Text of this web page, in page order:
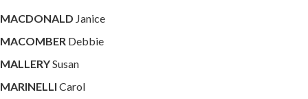
MACDONALD Janice
MACOMBER Debbie
MALLERYSusan
MARINELLI Carol